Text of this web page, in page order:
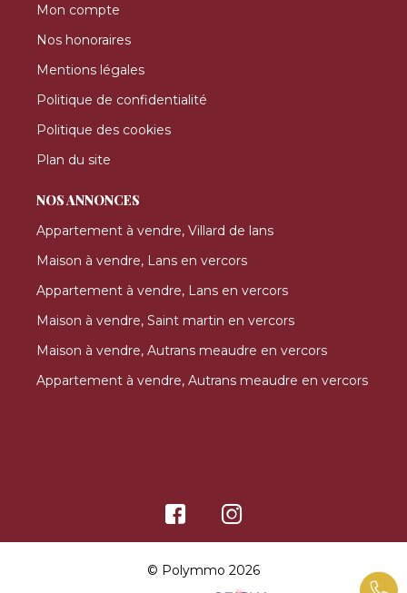
Mon compte
Nos honoraires
Mentions légales
Politique de confidentialité
Politique des cookies
Plan du site
NOS ANNONCES
Appartement à vendre, Villard de lans
Maison à vendre, Lans en vercors
Appartement à vendre, Lans en vercors
Maison à vendre, Saint martin en vercors
Maison à vendre, Autrans meaudre en vercors
Appartement à vendre, Autrans meaudre en vercors
© Polymmo 2026